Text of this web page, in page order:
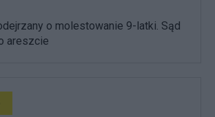
o molestowanie 9-latki. Sąd
areszcie